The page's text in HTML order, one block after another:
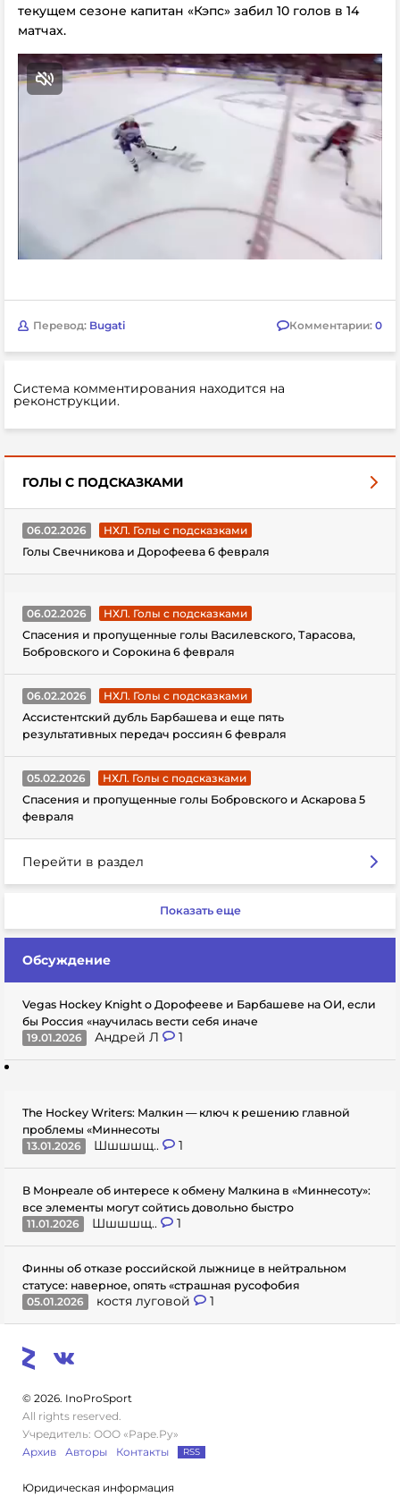
текущем сезоне капитан «Кэпс» забил 10 голов в 14
матчах.
Перевод: Bugati Комментарии: 0
Система комментирования находится на
реконструкции.
ГОЛЫ С ПОДСКАЗКАМИ
06.02.2026
НХЛ. Голы с подсказками
Голы Свечникова и Дорофеева 6 февраля
06.02.2026
НХЛ. Голы с подсказками
Спасения и пропущенные голы Василевского, Тарасова,
Бобровского и Сорокина 6 февраля
06.02.2026
НХЛ. Голы с подсказками
Ассистентский дубль Барбашева и еще пять
результативных передач россиян 6 февраля
05.02.2026
НХЛ. Голы с подсказками
Спасения и пропущенные голы Бобровского и Аскарова 5
февраля
Перейти в раздел
Показать еще
Обсуждение
Vegas Hockey Knight о Дорофееве и Барбашеве на ОИ, если
бы Россия «научилась вести себя иначе
19.01.2026
Андрей Л 1
The Hockey Writers: Малкин — ключ к решению главной
проблемы «Миннесоты
13.01.2026
Шшшшщ.. 1
В Монреале об интересе к обмену Малкина в «Миннесоту»:
все элементы могут сойтись довольно быстро
11.01.2026
Шшшшщ.. 1
Финны об отказе российской лыжнице в нейтральном
статусе: наверное, опять «страшная русофобия
05.01.2026
костя луговой 1
© 2026. InoProSport
All rights reserved.
Учредитель: ООО «Раре.Ру»
Архив
Авторы Контакты RSS
Юридическая информация